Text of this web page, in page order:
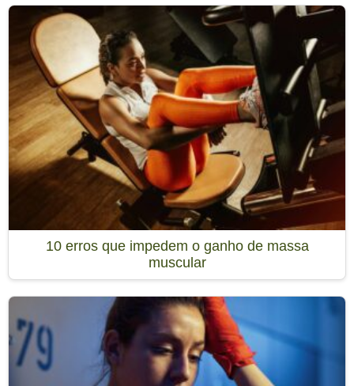
10 erros que impedem o ganho de massa
muscular